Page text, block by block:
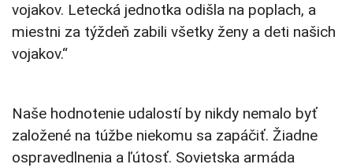
vojakov. Letecká jednotka odišla na poplach, a
miestni za týždeň zabili všetky ženy a deti našich
vojakov.“
Naše hodnotenie udalostí by nikdy nemalo byť
založené na túžbe niekomu sa zapáčiť. Žiadne
ospravedlnenia a ľútosť. Sovietska armáda